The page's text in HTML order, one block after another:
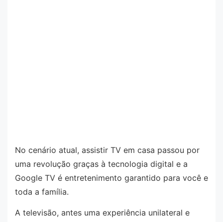
No cenário atual, assistir TV em casa passou por
uma revolução graças à tecnologia digital e a
Google TV é entretenimento garantido para você e
toda a família.
A televisão, antes uma experiência unilateral e